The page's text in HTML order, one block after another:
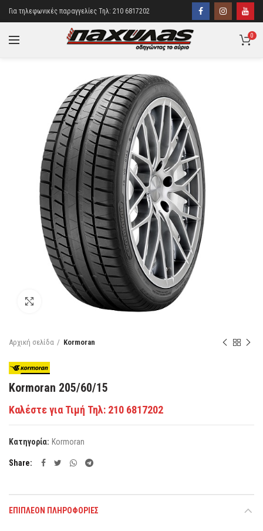
Για τηλεφωνικές παραγγελίες Τηλ: 210 6817202
0
Κάντε κλικ για μεγέθυνση
Αρχική σελίδα Kormoran
Kormoran 205/60/15
Καλέστε για Τιμή Τηλ: 210 6817202
Κατηγορία: Kormoran
Share
ΕΠΙΠΛΈΟΝ ΠΛΗΡΟΦΟΡΊΕΣ